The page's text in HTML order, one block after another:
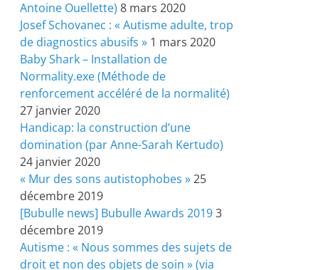
Antoine Ouellette) 8 mars 2020
Josef Schovanec : « Autisme adulte, trop
de diagnostics abusifs » 1 mars 2020
Baby Shark – Installation de
Normality.exe (Méthode de
renforcement accéléré de la normalité)
27 janvier 2020
Handicap: la construction d’une
domination (par Anne-Sarah Kertudo)
24 janvier 2020
« Mur des sons autistophobes »25
décembre 2019
[Bubulle news] Bubulle Awards 20193
décembre 2019
Autisme : « Nous sommes des sujets de
droit et non des objets de soin » (via